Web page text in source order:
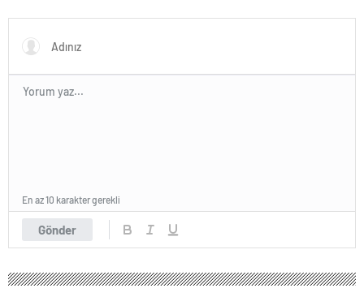
Gönder
En az 10 karakter gerekli